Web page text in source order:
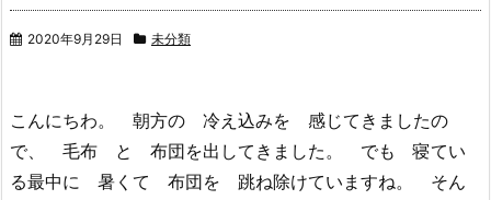
2020年9月29日 未分類
こんにちわ。 朝方の 冷え込みを 感じてきましたの
で、 毛布 と 布団を出してきました。 でも 寝てい
る最中に 暑くて 布団を 跳ね除けていますね。 そん